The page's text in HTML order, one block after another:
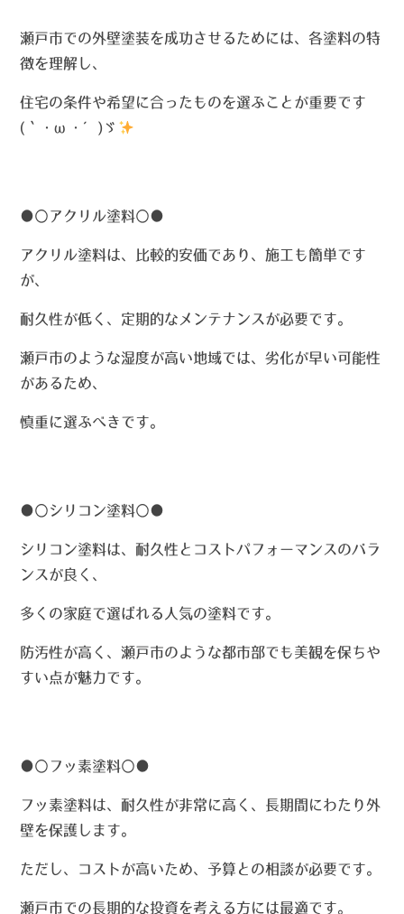
瀬戸市での外壁塗装を成功させるためには、各塗料の特
徴を理解し、
住宅の条件や希望に合ったものを選ぶことが重要です
(｀・ω・´)ゞ
●〇アクリル塗料〇●
アクリル塗料は、比較的安価であり、施工も簡単です
が、
耐久性が低く、定期的なメンテナンスが必要です。
瀬戸市のような湿度が高い地域では、劣化が早い可能性
があるため、
慎重に選ぶべきです。
●〇シリコン塗料〇●
シリコン塗料は、耐久性とコストパフォーマンスのバラ
ンスが良く、
多くの家庭で選ばれる人気の塗料です。
防汚性が高く、瀬戸市のような都市部でも美観を保ちや
すい点が魅力です。
●〇 フッ素塗料〇●
フッ素塗料は、耐久性が非常に高く、長期間にわたり外
壁を保護します。
ただし、コストが高いため、予算との相談が必要です。
瀬戸市での長期的な投資を考える方には最適です。